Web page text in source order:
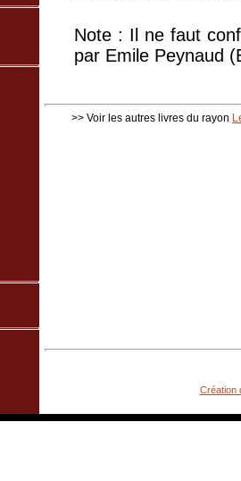
Note : Il ne faut
par Emile Peynaud
>> Voir les autres livres du rayon
Création